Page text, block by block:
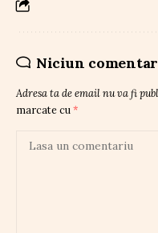
Niciun
Adresa ta de email nu va fi
marcate cu *